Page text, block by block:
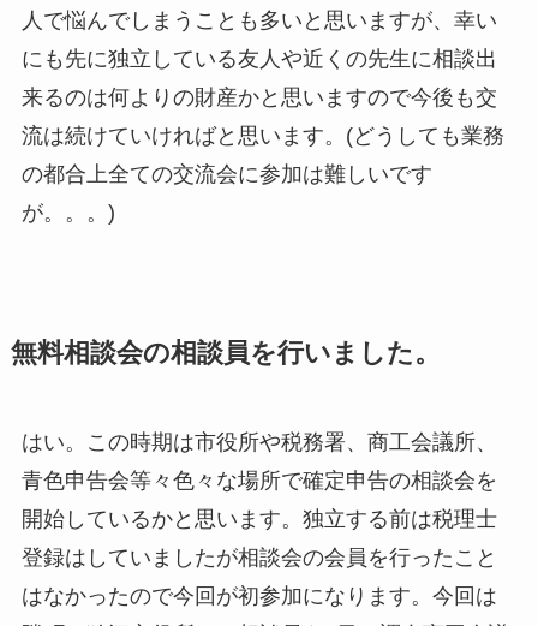
人で悩んでしまうことも多いと思いますが、幸い
にも先に独立している友人や近くの先生に相談出
来るのは何よりの財産かと思いますので今後も交
流は続けていければと思います。(どうしても業務
の都合上全ての交流会に参加は難しいです
が。。。)
無料相談会の相談員を行いました。
はい。この時期は市役所や税務署、商工会議所、
青色申告会等々色々な場所で確定申告の相談会を
開始しているかと思います。独立する前は税理士
登録はしていましたが相談会の会員を行ったこと
はなかったので今回が初参加になります。今回は